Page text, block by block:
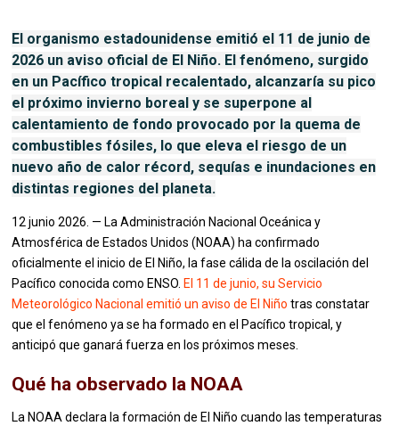
El organismo estadounidense emitió el 11 de junio de
2026 un aviso oficial de El Niño. El fenómeno, surgido
en un Pacífico tropical recalentado, alcanzaría su pico
el próximo invierno boreal y se superpone al
calentamiento de fondo provocado por la quema de
combustibles fósiles, lo que eleva el riesgo de un
nuevo año de calor récord, sequías e inundaciones en
distintas regiones del planeta.
12 junio 2026. — La Administración Nacional Oceánica y
Atmosférica de Estados Unidos (NOAA) ha confirmado
oficialmente el inicio de El Niño, la fase cálida de la oscilación del
Pacífico conocida como ENSO. El 11 de junio, su Servicio
Meteorológico Nacional emitió un aviso de El Niño tras constatar
que el fenómeno ya se ha formado en el Pacífico tropical, y
anticipó que ganará fuerza en los próximos meses.
Qué ha observado la NOAA
La NOAA declara la formación de El Niño cuando las temperaturas